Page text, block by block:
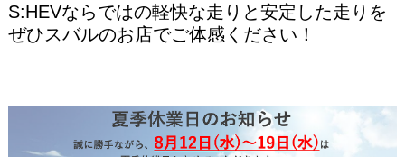
S:HEVならではの軽快な走りと安定した走り を
ぜひスバルのお店でご体感ください！